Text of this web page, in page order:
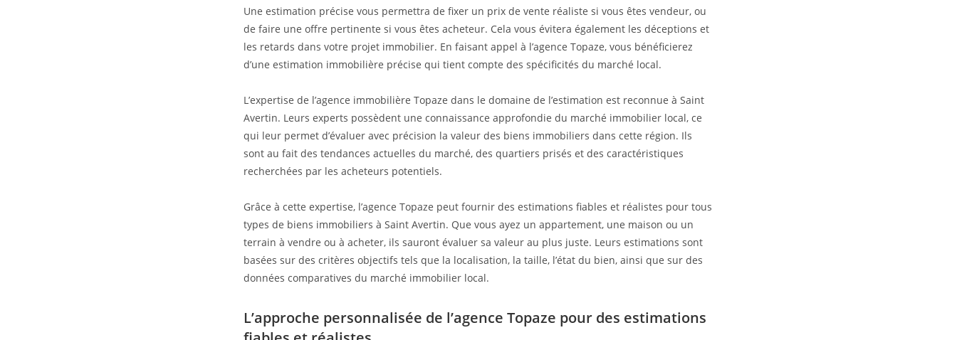
Une estimation précise vous permettra de fixer un prix de vente réaliste si vous êtes vendeur, ou
de faire une offre pertinente si vous êtes acheteur. Cela vous évitera également les déceptions et
les retards dans votre projet immobilier. En faisant appel à l’agence Topaze, vous bénéficierez
d’une estimation immobilière précise qui tient compte des spécificités du marché local.
L’expertise de l’agence immobilière Topaze dans le domaine de l’estimation est reconnue à Saint
Avertin. Leurs experts possèdent une connaissance approfondie du marché immobilier local, ce
qui leur permet d’évaluer avec précision la valeur des biens immobiliers dans cette région. Ils
sont au fait des tendances actuelles du marché, des quartiers prisés et des caractéristiques
recherchées par les acheteurs potentiels.
Grâce à cette expertise, l’agence Topaze peut fournir des estimations fiables et réalistes pour tous
types de biens immobiliers à Saint Avertin. Que vous ayez un appartement, une maison ou un
terrain à vendre ou à acheter, ils sauront évaluer sa valeur au plus juste. Leurs estimations sont
basées sur des critères objectifs tels que la localisation, la taille, l’état du bien, ainsi que sur des
données comparatives du marché immobilier local.
L’approche personnalisée de l’agence Topaze pour des estimations